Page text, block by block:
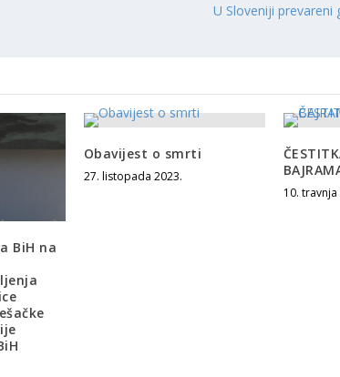
U Sloveniji prevareni
BiH na
Obavijest o smrti
27. listopada 2023.
10. travnja